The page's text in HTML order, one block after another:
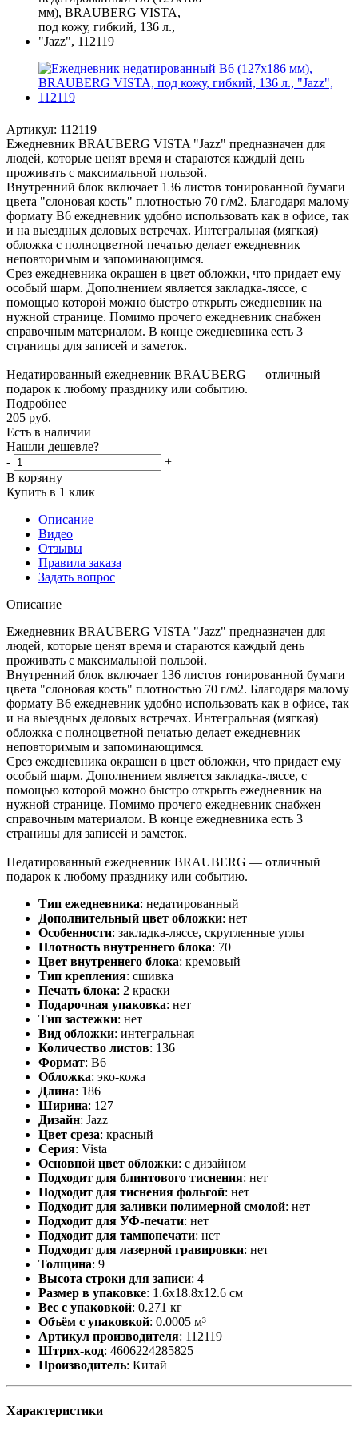
Артикул: 112119
Ежедневник BRAUBERG VISTA "Jazz" предназначен для
людей, которые ценят время и стараются каждый день
проживать с максимальной пользой.
Внутренний блок включает 136 листов тонированной бумаги
цвета "слоновая кость" плотностью 70 г/м2. Благодаря малому
формату В6 ежедневник удобно использовать как в офисе, так
и на выездных деловых встречах. Интегральная (мягкая)
обложка с полноцветной печатью делает ежедневник
неповторимым и запоминающимся.
Срез ежедневника окрашен в цвет обложки, что придает ему
особый шарм. Дополнением является закладка-ляссе, с
помощью которой можно быстро открыть ежедневник на
нужной странице. Помимо прочего ежедневник снабжен
справочным материалом. В конце ежедневника есть 3
страницы для записей и заметок.
Недатированный ежедневник BRAUBERG — отличный
подарок к любому празднику или событию.
Подробнее
205 руб.
Есть в наличии
Нашли дешевле?
-
+
В корзину
Купить в 1 клик
Описание
Видео
Отзывы
Правила заказа
Задать вопрос
Описание
Ежедневник BRAUBERG VISTA "Jazz" предназначен для
людей, которые ценят время и стараются каждый день
проживать с максимальной пользой.
Внутренний блок включает 136 листов тонированной бумаги
цвета "слоновая кость" плотностью 70 г/м2. Благодаря малому
формату В6 ежедневник удобно использовать как в офисе, так
и на выездных деловых встречах. Интегральная (мягкая)
обложка с полноцветной печатью делает ежедневник
неповторимым и запоминающимся.
Срез ежедневника окрашен в цвет обложки, что придает ему
особый шарм. Дополнением является закладка-ляссе, с
помощью которой можно быстро открыть ежедневник на
нужной странице. Помимо прочего ежедневник снабжен
справочным материалом. В конце ежедневника есть 3
страницы для записей и заметок.
Недатированный ежедневник BRAUBERG — отличный
подарок к любому празднику или событию.
Тип ежедневника: недатированный
Дополнительный цвет обложки: нет
Особенности: закладка-ляссе, скругленные углы
Плотность внутреннего блока: 70
Цвет внутреннего блока: кремовый
Тип крепления: сшивка
Печать блока: 2 краски
Подарочная упаковка: нет
Тип застежки: нет
Вид обложки: интегральная
Количество листов: 136
Формат: В6
Обложка: эко-кожа
Длина: 186
Ширина: 127
Дизайн: Jazz
Цвет среза: красный
Серия: Vista
Основной цвет обложки: с дизайном
Подходит для блинтового тиснения: нет
Подходит для тиснения фольгой: нет
Подходит для заливки полимерной смолой: нет
Подходит для УФ-печати: нет
Подходит для тампопечати: нет
Подходит для лазерной гравировки: нет
Толщина: 9
Высота строки для записи: 4
Размер в упаковке: 1.6x18.8x12.6 см
Вес с упаковкой: 0.271 кг
Объём с упаковкой: 0.0005 м³
Артикул производителя: 112119
Штрих-код: 4606224285825
Производитель: Китай
Характеристики